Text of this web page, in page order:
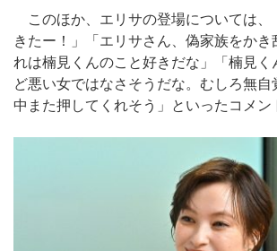
このほか、エリサの登場については、
きたー！」「エリサさん、偽家族をかき
れは楠見くんのこと好きだな」「楠見く
ど悪い女ではなさそうだな。むしろ無
中また押してくれそう」といったコメン